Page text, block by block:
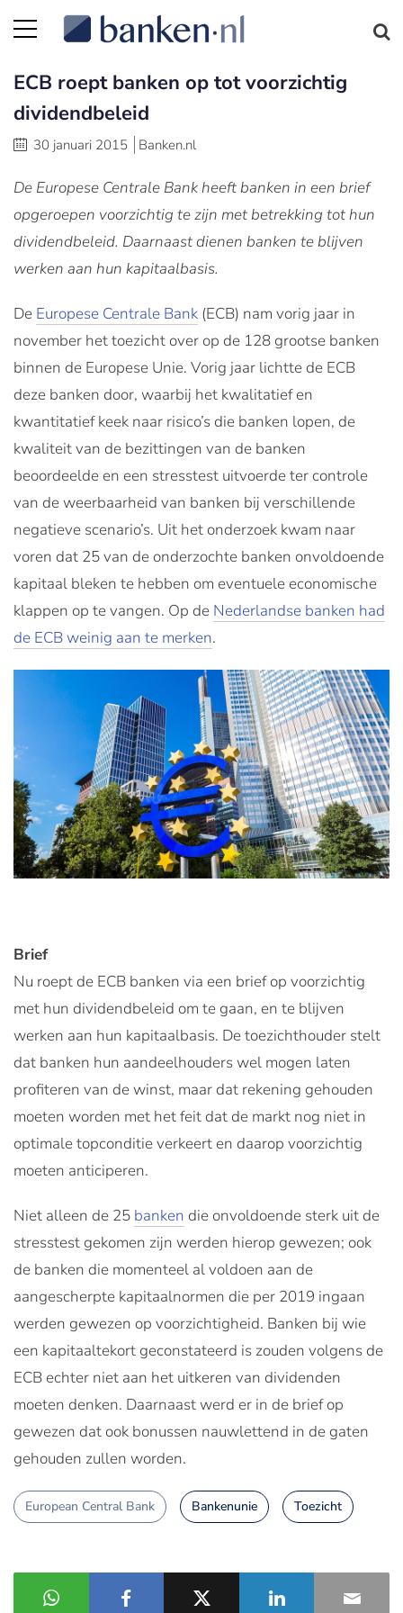
ECB roept banken op tot voorzichtig
dividendbeleid
30 januari 2015 Banken.nl
De Europese Centrale Bank heeft banken in een brief
opgeroepen voorzichtig te zijn met betrekking tot hun
dividendbeleid. Daarnaast dienen banken te blijven
werken aan hun kapitaalbasis.
De Europese Centrale Bank (ECB) nam vorig jaar in
november het toezicht over op de 128 grootse banken
binnen de Europese Unie. Vorig jaar lichtte de ECB
deze banken door, waarbij het kwalitatief en
kwantitatief keek naar risico’s die banken lopen, de
kwaliteit van de bezittingen van de banken
beoordeelde en een stresstest uitvoerde ter controle
van de weerbaarheid van banken bij verschillende
negatieve scenario’s. Uit het onderzoek kwam naar
voren dat 25 van de onderzochte banken onvoldoende
kapitaal bleken te hebben om eventuele economische
klappen op te vangen. Op de Nederlandse banken had
de ECB weinig aan te merken.
Brief
Nu roept de ECB banken via een brief op voorzichtig
met hun dividendbeleid om te gaan, en te blijven
werken aan hun kapitaalbasis. De toezichthouder stelt
dat banken hun aandeelhouders wel mogen laten
profiteren van de winst, maar dat rekening gehouden
moeten worden met het feit dat de markt nog niet in
optimale topconditie verkeert en daarop voorzichtig
moeten anticiperen.
Niet alleen de 25 banken die onvoldoende sterk uit de
stresstest gekomen zijn werden hierop gewezen; ook
de banken die momenteel al voldoen aan de
aangescherpte kapitaalnormen die per 2019 ingaan
werden gewezen op voorzichtigheid. Banken bij wie
een kapitaaltekort geconstateerd is zouden volgens de
ECB echter niet aan het uitkeren van dividenden
moeten denken. Daarnaast werd er in de brief op
gewezen dat ook bonussen nauwlettend in de gaten
gehouden zullen worden.
European Central Bank Bankenunie Toezicht